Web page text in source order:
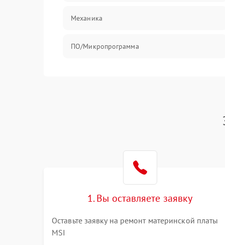
Механика
ПО/Микропрограмма
1. Вы оставляете заявку
Оставьте заявку на ремонт материнской платы
MSI